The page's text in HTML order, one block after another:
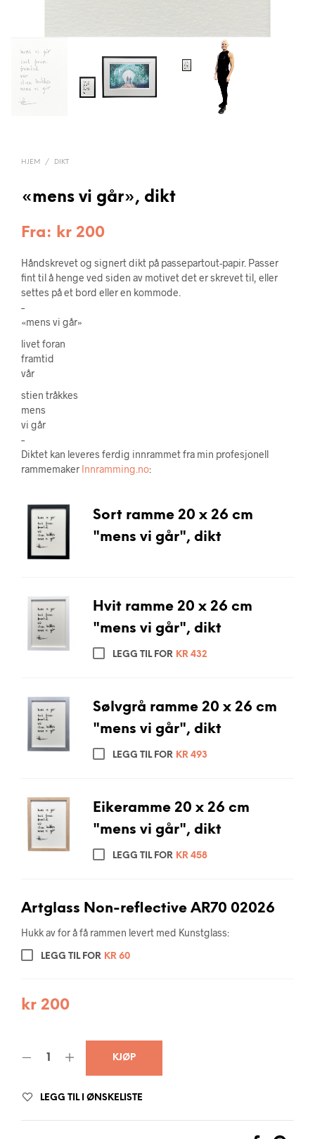
HJEM / DIKT
«mens vi går», dikt
Fra: kr 200
Håndskrevet og signert dikt på passepartout-papir. Passer
fint til å henge ved siden av motivet det er skrevet til, eller
settes på et bord eller en kommode.
–
«mens vi går»
livet foran
framtid
vår
stien tråkkes
mens
vi går
–
Diktet kan leveres ferdig innrammet fra min profesjonell
rammemaker Innramming.no:
Sort ramme 20 x 26 cm
"mens vi går", dikt
Hvit ramme 20 x 26 cm
"mens vi går", dikt
LEGG TIL FOR KR432
Sølvgrå ramme 20 x 26 cm
"mens vi går", dikt
LEGG TIL FOR KR493
Eikeramme 20 x 26 cm
"mens vi går", dikt
LEGG TIL FOR KR458
Artglass Non-reflective AR70 02026
Hukk av for å få rammen levert med Kunstglass:
LEGG TIL FOR KR 60
kr 200
KJØP
LEGG TIL I ØNSKELISTE